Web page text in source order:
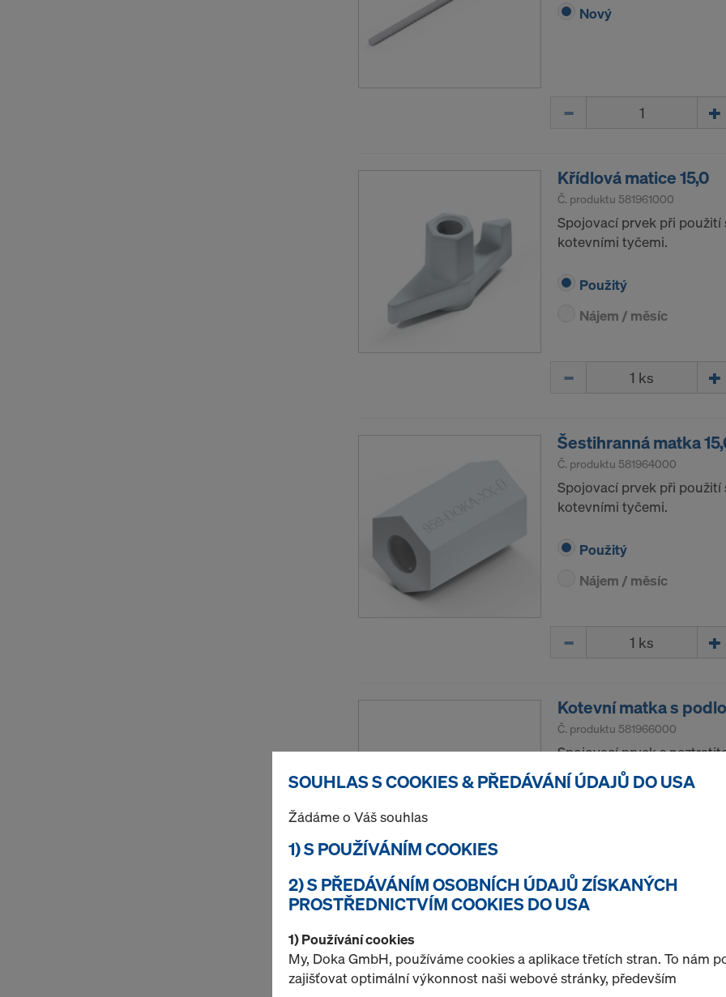
Nový
Křídlová matice 15,0
Č. produktu 581961000
Spojovací prvek při
kotevními tyčemi.
Použitý
Nájem / měsíc
Šestihranná matka
Č. produktu 581964000
Spojovací prvek při
kotevními tyčemi.
Použitý
Nájem / měsíc
Kotevní matka s
Č. produktu 581966000
Spojovací prvek s
kotevních tyčí.
Množství
Kotevní matka s
SOUHLAS S COOKIES & PŘEDÁVÁNÍ ÚDAJŮ DO USA
Žádáme o Váš souhlas
1) S POUŽÍVÁNÍM COOKIES
2) S PŘEDÁVÁNÍM OSOBNÍCH ÚDAJŮ ZÍSKANÝCH
PROSTŘEDNICTVÍM COOKIES DO USA
1) Používání cookies
My, Doka GmbH, používáme cookies a aplikace třetích stran. To nám
zajišťovat optimální výkonnost naši webové stránky, především